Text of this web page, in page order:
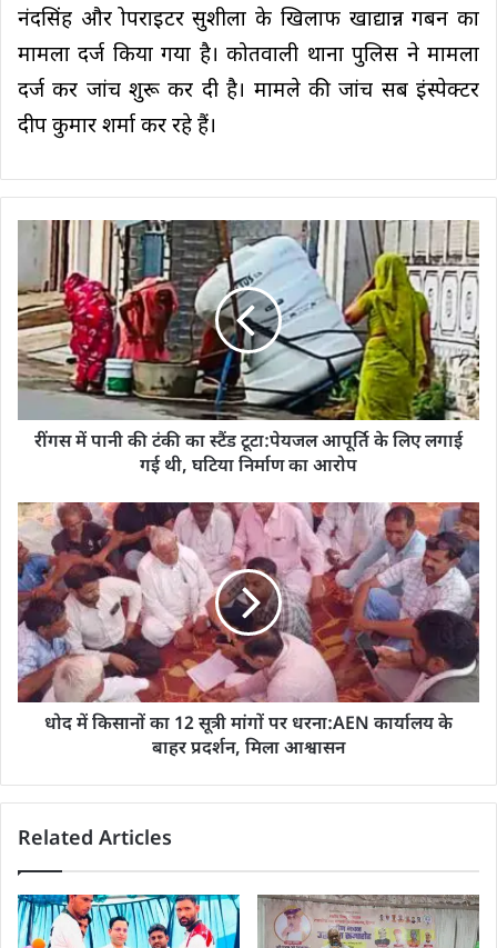
नंदसिंह और प्रोपराइटर सुशीला के खिलाफ खाद्यान्न गबन का
मामला दर्ज किया गया है। कोतवाली थाना पुलिस ने मामला
दर्ज कर जांच शुरू कर दी है। मामले की जांच सब इंस्पेक्टर
प्रदीप कुमार शर्मा कर रहे हैं।
रींगस में पानी की टंकी का स्टैंड टूटा:पेयजल आपूर्ति के लिए लगाई
गई थी, घटिया निर्माण का आरोप
धोद में किसानों का 12 सूत्री मांगों पर धरना:AEN कार्यालय के
बाहर प्रदर्शन, मिला आश्वासन
Related Articles